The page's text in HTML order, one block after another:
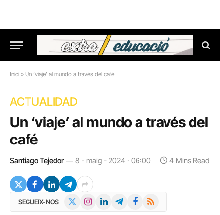
Inici » Un ‘viaje’ al mundo a través del café
ACTUALIDAD
Un ‘viaje’ al mundo a través del
café
Santiago Tejedor 8 - maig - 2024 · 06:00 4 Mins Read
SEGUEIX-NOS InstagramLinkedInTelegramFacebook
RSS